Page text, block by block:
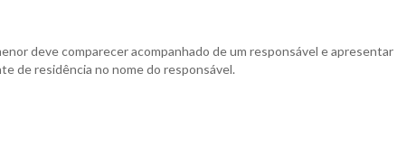
deve comparecer acompanhado de um responsável e apresentar
de residência no nome do responsável.